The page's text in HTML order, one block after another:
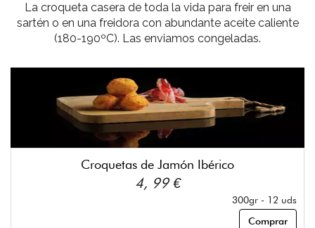
La croqueta casera de toda la vida para freir en una
sartén o en una freidora con abundante aceite caliente
(180-190ºC). Las enviamos congeladas.
Croquetas de Jamón Ibérico
4, 99 €
300gr - 12 uds
Comprar